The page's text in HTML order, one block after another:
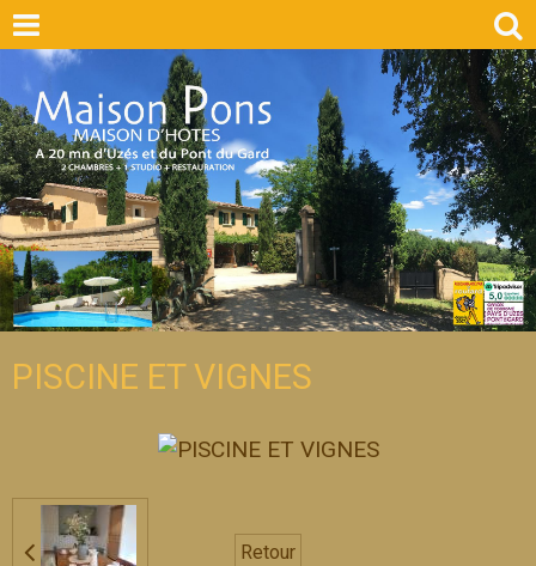
PISCINE ET VIGNES
Retour